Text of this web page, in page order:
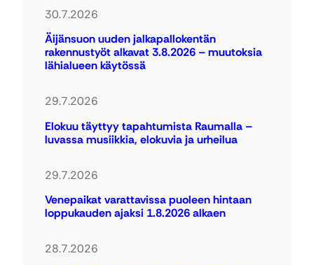
30.7.2026
Äijänsuon uuden jalkapallokentän
rakennustyöt alkavat 3.8.2026 – muutoksia
lähialueen käytössä
29.7.2026
Elokuu täyttyy tapahtumista Raumalla –
luvassa musiikkia, elokuvia ja urheilua
29.7.2026
Venepaikat varattavissa puoleen hintaan
loppukauden ajaksi 1.8.2026 alkaen
28.7.2026